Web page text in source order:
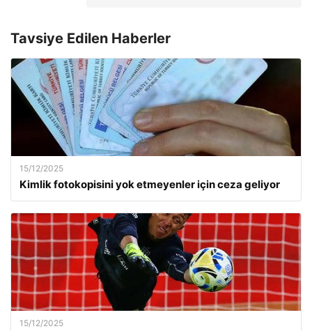
Tavsiye Edilen Haberler
15/12/2025
Kimlik fotokopisini yok etmeyenler için ceza geliyor
15/12/2025